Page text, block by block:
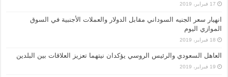
17 فبراير، 2019
انهيار سعر الجنيه السوداني مقابل الدولار والعملات الأجنبية في السوق
الموازي اليوم
18 فبراير، 2019
العاهل السعودي والرئيس الروسي يؤكدان نيتهما تعزيز العلاقات بين البلدين
19 فبراير، 2019